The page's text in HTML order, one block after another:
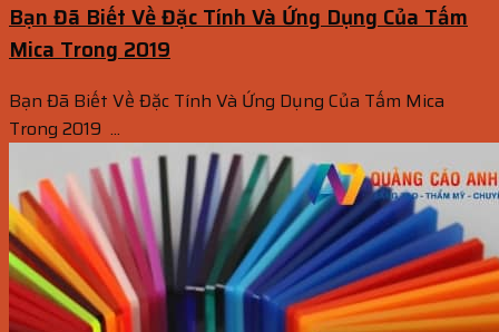
Bạn Đã Biết Về Đặc Tính Và Ứng Dụng Của Tấm
Mica Trong 2019
Bạn Đã Biết Về Đặc Tính Và Ứng Dụng Của Tấm Mica
Trong 2019 ...